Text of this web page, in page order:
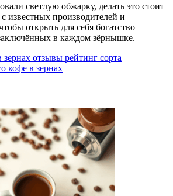
светлую обжарку, делать это стоит
известных производителей и
открыть для себя богатство
в каждом зёрнышке.
отзывы рейтинг сорта
кофе в зернах